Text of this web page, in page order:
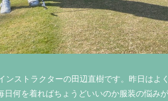
ンストラクターの田辺直樹です。昨日は
日何を着ればちょうどいいのか服装の悩み